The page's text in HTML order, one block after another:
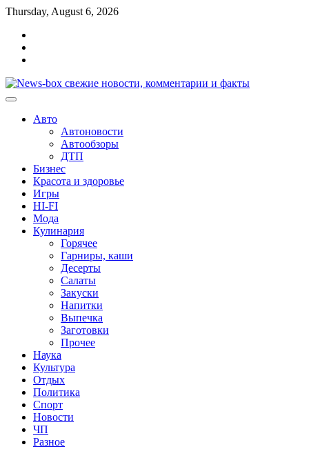
Перейти
содержимому
Thursday, August 6, 2026
Авто
Автоновости
Автообзоры
ДТП
Бизнес
Красота и здоровье
Игры
HI-FI
Мода
Кулинария
Горячее
Гарниры, каши
Десерты
Салаты
Закуски
Напитки
Выпечка
Заготовки
Прочее
Наука
Культура
Отдых
Политика
Спорт
Новости
ЧП
Разное